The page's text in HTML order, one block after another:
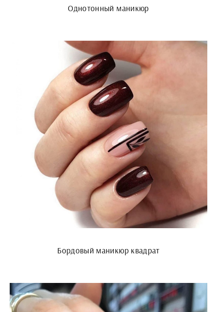
Однотонный маникюр
Бордовый маникюр квадрат